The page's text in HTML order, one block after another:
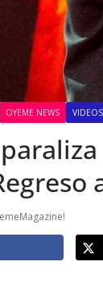
OYEME NEWS VIDEOS